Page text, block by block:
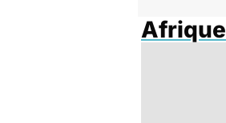
Afrique